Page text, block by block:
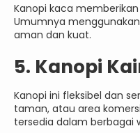
Kanopi kaca
Umumnya
aman dan kuat.
5. Kanopi
Kanopi ini fleksibel dan
taman, atau area
tersedia dalam berbagai